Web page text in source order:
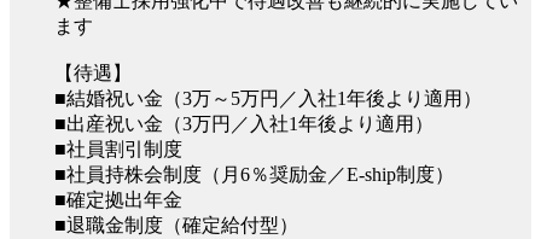
ます
【待遇】
■結婚祝い金（3万～5万円／入社1年後より適用）
■出産祝い金（3万円／入社1年後より適用）
■社員割引制度
■社員持株会制度（月6％奨励金／E-ship制度）
■確定拠出年金
■退職金制度（確定給付型）